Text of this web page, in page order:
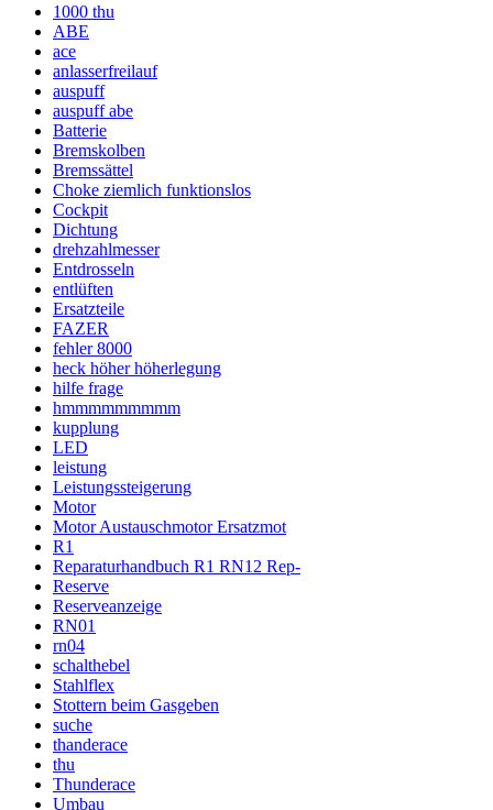
1000 thu
ABE
ace
anlasserfreilauf
auspuff
auspuff abe
Batterie
Bremskolben
Bremssättel
Choke ziemlich funktionslos
Cockpit
Dichtung
drehzahlmesser
Entdrosseln
entlüften
Ersatzteile
FAZER
fehler 8000
heck höher höherlegung
hilfe frage
hmmmmmmmmm
kupplung
LED
leistung
Leistungssteigerung
Motor
Motor Austauschmotor Ersatzmot
R1
Reparaturhandbuch R1 RN12 Rep-
Reserve
Reserveanzeige
RN01
rn04
schalthebel
Stahlflex
Stottern beim Gasgeben
suche
thanderace
thu
Thunderace
Umbau